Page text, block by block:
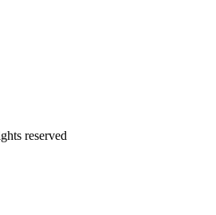
reserved